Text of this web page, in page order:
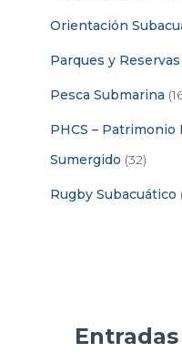
Orientación
Parques y Reservas
Pesca Submarina
PHCS –
Sumergido (32)
Rugby Subacuático